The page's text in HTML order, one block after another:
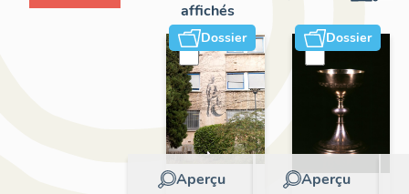
affichés
Dossier
Aperçu
Dossier
Aperçu